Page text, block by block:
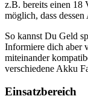
z.B. bereits einen 18
möglich, dass
So kannst Du Geld
Informiere dich aber
miteinander
verschiedene Akku
Einsatzbereich